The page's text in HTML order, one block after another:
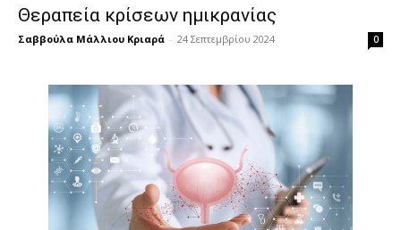
Θεραπεία κρίσεων ημικρανίας
Σαββούλα Μάλλιου Κριαρά - 24 Σεπτεμβρίου 2024 0